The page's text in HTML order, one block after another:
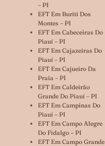
– PI
EFT Em Buriti Dos
Montes – PI
EFT Em Cabeceiras Do
Piauí – PI
EFT Em Cajazeiras Do
Piauí – PI
EFT Em Cajueiro Da
Praia – PI
EFT Em Caldeirão
Grande Do Piauí – PI
EFT Em Campinas Do
Piauí – PI
EFT Em Campo Alegre
Do Fidalgo – PI
EFT Em Campo Grande